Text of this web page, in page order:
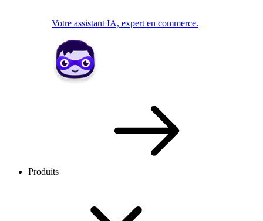
Votre assistant IA, expert en commerce.
Produits